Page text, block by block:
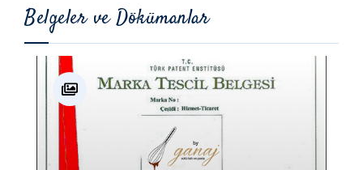
Belgeler ve Dökümanlar